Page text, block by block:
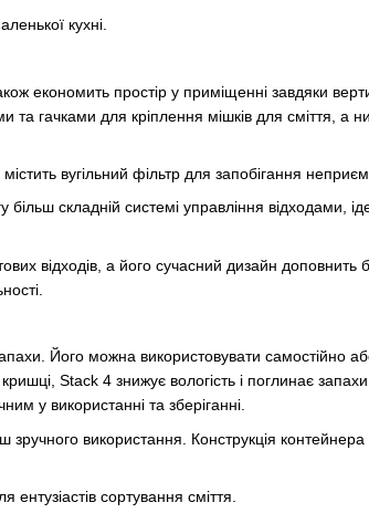
кухні.
економить простір у приміщенні завдяки
та гачками для кріплення мішків для сміття, а
вугільний фільтр для запобігання
складній системі управління відходами,
відходів, а його сучасний дизайн
Його можна використовувати самостійно
Stack 4 знижує вологість і поглинає
у використанні та зберіганні.
зручного використання. Конструкція
ентузіастів сортування сміття.